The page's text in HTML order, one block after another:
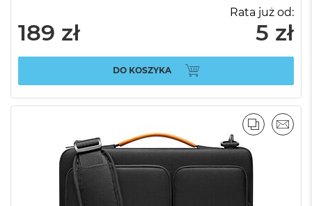
189 zł
Rata już od:
5 zł
DO KOSZYKA